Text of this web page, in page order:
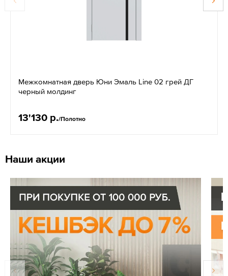
Межкомнатная дверь Юни Эмаль Line 02 грей ДГ
черный молдинг
13'130 р./Полотно
Наши акции